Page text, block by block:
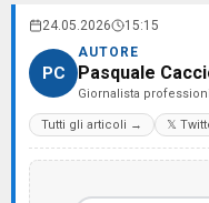
24.05.2026 15:15
PC
AUTORE
Pasquale
Giornalista
Tutti gli articoli → 𝕏